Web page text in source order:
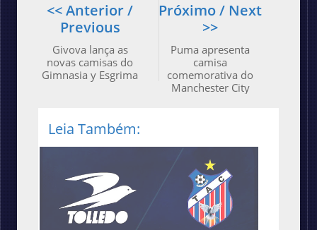
Próximo / Next
>>
Puma apresenta
camisa
comemorativa do
Manchester City
<< Anterior /
Previous
Givova lança as
novas camisas do
Gimnasia y Esgrima
Leia Também: